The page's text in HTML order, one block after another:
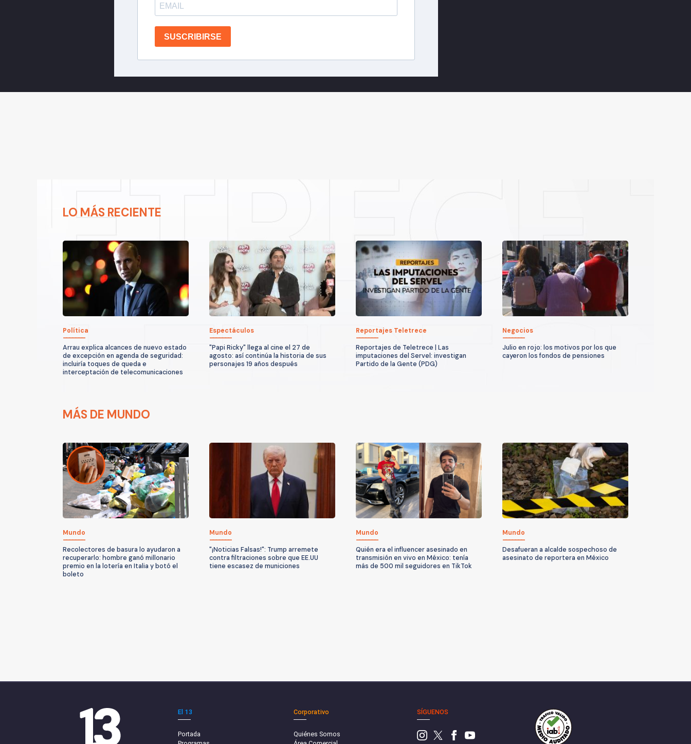
SUSCRIBIRSE
LO MÁS RECIENTE
Política
Arrau explica alcances de nuevo estado
de excepción en agenda de seguridad:
incluiría toques de queda e
interceptación de telecomunicaciones
Espectáculos
"Papi Ricky" llega al cine el 27 de
agosto: así continúa la historia de sus
personajes 19 años después
Reportajes Teletrece
Reportajes de Teletrece | Las
imputaciones del Servel: investigan
Partido de la Gente (PDG)
Negocios
Julio en rojo: los motivos por los que
cayeron los fondos de pensiones
MÁS DE MUNDO
Mundo
Recolectores de basura lo ayudaron a
recuperarlo: hombre ganó millonario
premio en la lotería en Italia y botó el
boleto
Mundo
"¡Noticias Falsas!": Trump arremete
contra filtraciones sobre que EE.UU
tiene escasez de municiones
Mundo
Quién era el influencer asesinado en
transmisión en vivo en México: tenía
más de 500 mil seguidores en TikTok
Mundo
Desafueran a alcalde sospechoso de
asesinato de reportera en México
El 13
Portada
Corporativo
Quiénes Somos
SÍGUENOS